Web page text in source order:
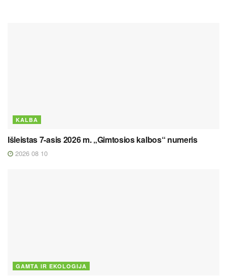
KALBA
Išleistas 7-asis 2026 m. „Gimtosios kalbos“ numeris
2026 08 10
GAMTA IR EKOLOGIJA